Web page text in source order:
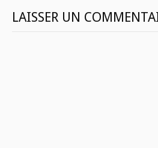
LAISSER UN